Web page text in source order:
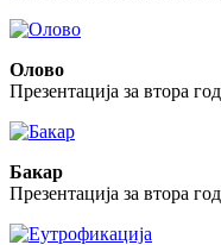
Олово
Презентација за втора
Бакар
Презентација за втора